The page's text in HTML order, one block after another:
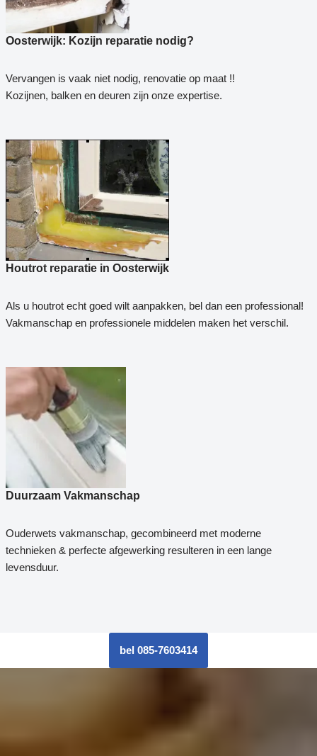
Oosterwijk: Kozijn reparatie nodig?
Vervangen is vaak niet nodig, renovatie op maat !!
Kozijnen, balken en deuren zijn onze expertise.
Houtrot reparatie in Oosterwijk
Als u houtrot echt goed wilt aanpakken, bel dan een professional!
Vakmanschap en professionele middelen maken het verschil.
Duurzaam Vakmanschap
Ouderwets vakmanschap, gecombineerd met moderne
technieken & perfecte afgewerking resulteren in een lange
levensduur.
bel 085-7603414